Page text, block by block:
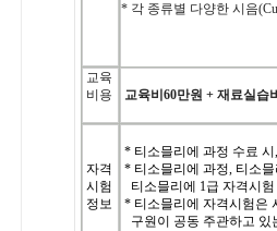
* 각 종류별 다양한 시음
교육
비용
교육비60만원 + 재료실습
자격
시험
정보
* 티소믈리에 과정 수료
* 티소믈리에 과정, 티소
티소믈리에 1급 자격시
* 티소믈리에 자격시험은
구원이 공동 주관하고 있